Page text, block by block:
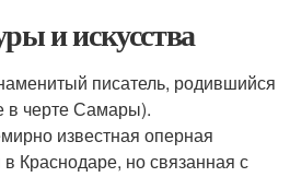
и искусства
писатель, родившийся
в черте Самары).
известная оперная
Краснодаре, но связанная с